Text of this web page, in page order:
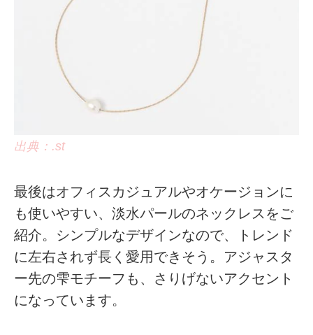
出典：.st
最後はオフィスカジュアルやオケージョンに
も使いやすい、淡水パールのネックレスをご
紹介。シンプルなデザインなので、トレンド
に左右されず長く愛用できそう。アジャスタ
ー先の雫モチーフも、さりげないアクセント
になっています。